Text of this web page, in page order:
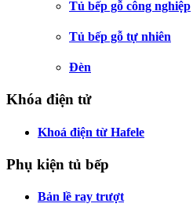
Tủ bếp gỗ công nghiệp
Tủ bếp gỗ tự nhiên
Đèn
Khóa điện tử
Khoá điện từ Hafele
Phụ kiện tủ bếp
Bản lề ray trượt